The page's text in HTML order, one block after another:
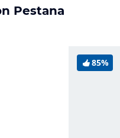
Pestana
85%